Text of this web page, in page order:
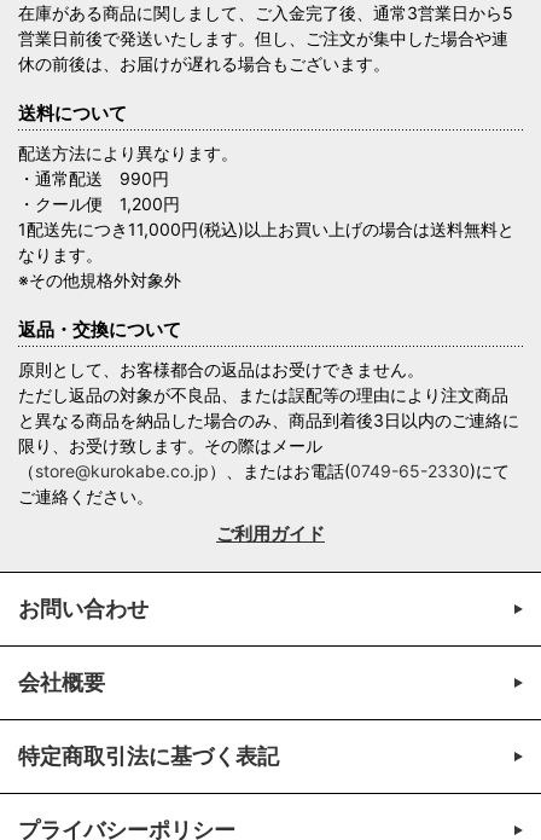
在庫がある商品に関しまして、ご入金完了後、通常3営業日から5
営業日前後で発送いたします。但し、ご注文が集中した場合や連
休の前後は、お届けが遅れる場合もございます。
送料について
配送方法により異なります。
・通常配送 990円
・クール便 1,200円
1配送先につき11,000円(税込)以上お買い上げの場合は送料無料と
なります。
※その他規格外対象外
返品・交換について
原則として、お客様都合の返品はお受けできません。
ただし返品の対象が不良品、または誤配等の理由により注文商品
と異なる商品を納品した場合のみ、商品到着後3日以内のご連絡に
限り、お受け致します。その際はメール
（store@kurokabe.co.jp）、またはお電話(0749-65-2330)にて
ご連絡ください。
ご利用ガイド
お問い合わせ
会社概要
特定商取引法に基づく表記
プライバシーポリシー